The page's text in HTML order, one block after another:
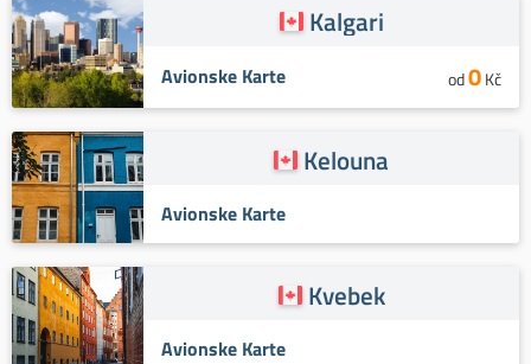
Kalgari
Avionske Karte od0Kč
Kelouna
Avionske Karte
Kvebek
Avionske Karte